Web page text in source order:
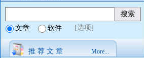
文章 软件 [选项]
推 荐 文 章 More...